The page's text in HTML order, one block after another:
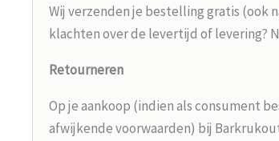
Wij verzenden je bestelling gratis (ook
klachten over de levertijd of levering?
Retourneren
Op je aankoop (indien als consument
afwijkende voorwaarden) bij